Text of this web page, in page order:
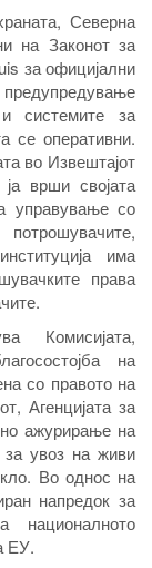
Северна
на Законот за
за официјални
системите за
се оперативни.
во Извештајот
врши својата
управување со
има
права
Комисијата,
на
со правото на
Агенцијата за
ажурирање на
увоз на живи
Во однос на
напредок за
ЕУ.